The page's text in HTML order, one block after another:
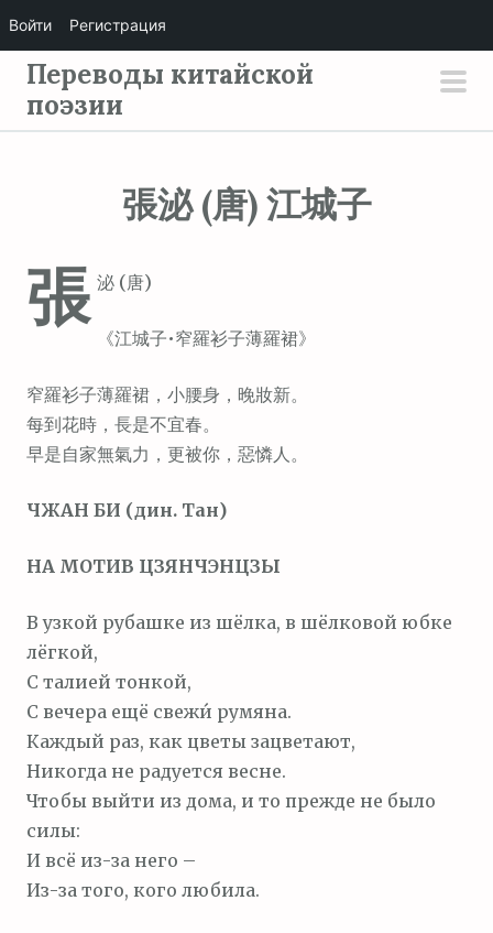
р
Переводы китайской
поэзии
張泌 (唐) 江城子
張 泌 (唐)
《江城子•窄羅衫子薄羅裙》
窄羅衫子薄羅裙，小腰身，晚妝新。
每到花時，長是不宜春。
早是自家無氣力，更被你，惡憐人。
ЧЖАН БИ (дин. Тан)
НА МОТИВ ЦЗЯНЧЭНЦЗЫ
В узкой рубашке из шёлка, в шёлковой юбке
лёгкой,
С талией тонкой,
С вечера ещё свежи́ румяна.
Каждый раз, как цветы зацветают,
Никогда не радуется весне.
Чтобы выйти из дома, и то прежде не было
силы:
И всё из-за него –
Из-за того, кого любила.
Войти Регистрация